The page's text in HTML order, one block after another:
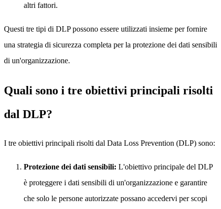
altri fattori.
Questi tre tipi di DLP possono essere utilizzati insieme per fornire
una strategia di sicurezza completa per la protezione dei dati sensibili
di un'organizzazione.
Quali sono i tre obiettivi principali risolti
dal DLP?
I tre obiettivi principali risolti dal Data Loss Prevention (DLP) sono:
Protezione dei dati sensibili: L'obiettivo principale del DLP
è proteggere i dati sensibili di un'organizzazione e garantire
che solo le persone autorizzate possano accedervi per scopi